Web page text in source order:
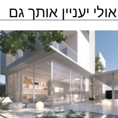
אולי יעניין אותך גם